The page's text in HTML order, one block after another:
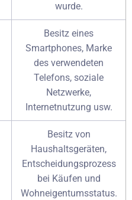
wurde.
Besitz eines
Smartphones, Marke
des verwendeten
Telefons, soziale
Netzwerke,
Internetnutzung usw.
Besitz von
Haushaltsgeräten,
Entscheidungsprozess
bei Käufen und
Wohneigentumsstatus.